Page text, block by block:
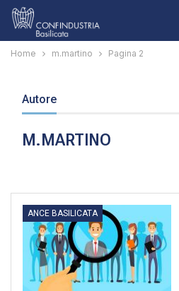
Home m.martino Pagina 2
Autore
M.MARTINO
ANCE BASILICATA